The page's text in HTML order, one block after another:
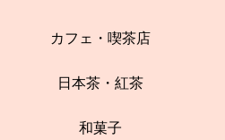
カフェ・喫茶店
日本茶・紅茶
和菓子